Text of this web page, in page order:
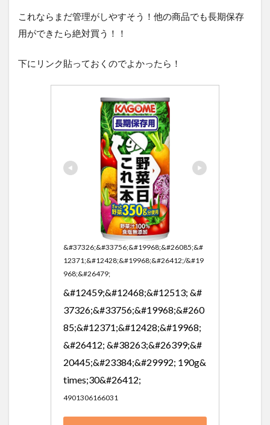
これならまだ管理がしやすそう！他の商品でも長期保存
用ができたら絶対買う！！
下にリンク貼っておくのでよかったら！
&#37326;&#33756;&#19968;&#26085;&#
12371;&#12428;&#19968;&#26412;/&#19
968;&#26479;
&#12459;&#12468;&#12513; &#
37326;&#33756;&#19968;&#260
85;&#12371;&#12428;&#19968;
&#26412; &#38263;&#26399;&#
20445;&#23384;&#29992; 190g&
times;30&#26412;
4901306166031